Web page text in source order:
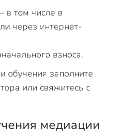
в том числе в
через интернет-
взноса.
обучения заполните
или свяжитесь с
медиации